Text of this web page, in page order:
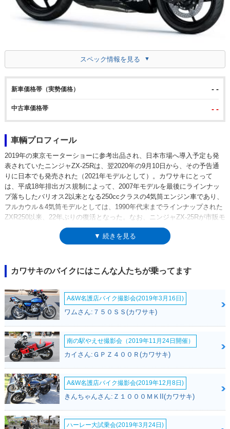
スペック情報を見る
新車価格帯（実勢価格） - -
中古車価格帯 - -
車輌プロフィール
2019年の東京モーターショーに参考出品され、日本市場へ導入予定も発
表されていたニンジャZX-25Rは、翌2020年の9月10日から、その予告通
りに日本でも発売された（2021年モデルとして）。カワサキにとって
は、平成18年排出ガス規制によって、2007年モデルを最後にラインナッ
プ落ちしたバリオス2以来となる250ccクラスの4気筒エンジン車であり、
フルカウル＆4気筒モデルとしては、1990年代末までラインナップされた
ZXR250以来、22年ぶりの復活となった。なお、ニンジャZX-25Rが市販モ
デルとして登場した際には、標準モデルに加えて、スペシャルエディショ
ン（SE)もラインナップされた（この項のモデル）。最高出力45ps（ラム
ローパワー）ができたこと、クラッチにアシスト＆スリッパークラッチ機
構が備わり、トラクションコントロールとABSが装備されたことなどは、
標準モデルと同様ながら、SEモデルには、クラッチレバーの操作なしに
シフトアップ/ダウン可能なクイックシフターが搭載され、スマートフォ
ン（当時のパーソナル情報端末）充電などに便利なUSB電源ソケットやフ
レームスライダーなども装備された。また、スーパーバイク世界選手権
グモデルとして、「KRTエディション」※も設定された。2023年モデル
でマイナーチェンジを受け、平成32年（令和2年）排ガス規制に適合する
とともに、エンジン出力アップ、SFF-BPのフロントサス、フルカラー液
晶メーターなどを採用した。2026年モデルで触媒の仕様を変えて、エン
ジン出力や燃費数値に若干の変更があった。※KRTは、カワサキ・レーシ
ング・チームの頭文字
▼ 続きを見る
カワサキのバイクにはこんな人たちが乗ってます
A&W名護店バイク撮影会(2019年3月16日)
ワムさん:７５０ＳＳ(カワサキ)
南の駅やえせ撮影会（2019年11月24日開催）
カイさん:ＧＰＺ４００Ｒ(カワサキ)
A&W名護店バイク撮影会(2019年12月8日)
きんちゃんさん:Ｚ１０００ＭＫII(カワサキ)
ハーレー大試乗会(2019年3月24日)